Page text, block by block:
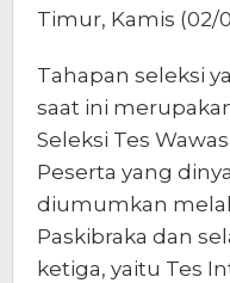
Timur, Kamis (02/
Tahapan seleksi
saat ini
Seleksi Tes
Peserta yang
diumumkan
Paskibraka dan
ketiga, yaitu Tes